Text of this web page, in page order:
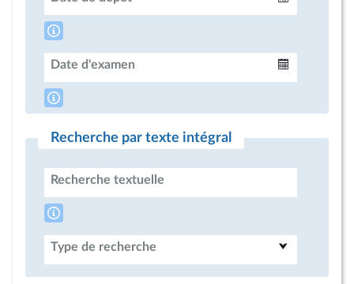
Date d'examen
Recherche par texte intégral
Recherche textuelle
Type de recherche